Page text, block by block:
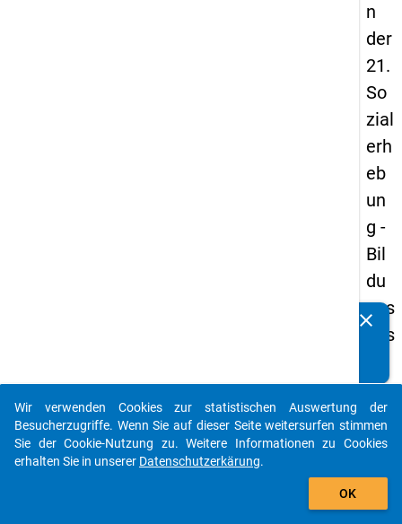
n
der
21.
So
zial
erh
eb
un
g -
Bil
du
ngs
aus
der
(in
ne
Details
clear
auto_stories
add_shopping_cart
Wir verwenden Cookies zur statistischen Auswertung der
Besucherzugriffe. Wenn Sie auf dieser Seite weitersurfen stimmen
Sie der Cookie-Nutzung zu. Weitere Informationen zu Cookies
erhalten Sie in unserer Datenschutzerkärung.
OK